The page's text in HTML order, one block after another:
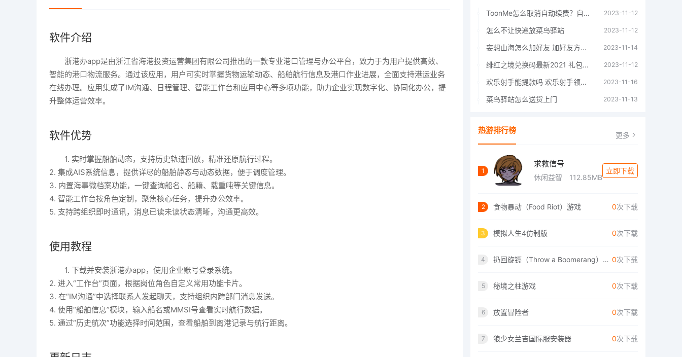
软件介绍
浙港办app是由浙江省海港投资运营集团有限公司推出的一款专业港口管理与办公平台，致力于为用户提供高效、
智能的港口物流服务。通过该应用，用户可实时掌握货物运输动态、船舶航行信息及港口作业进展，全面支持港运业务
在线办理。应用集成了IM沟通、日程管理、智能工作台和应用中心等多项功能，助力企业实现数字化、协同化办公，提
升整体运营效率。
软件优势
1. 实时掌握船舶动态，支持历史轨迹回放，精准还原航行过程。
2. 集成AIS系统信息，提供详尽的船舶静态与动态数据，便于调度管理。
3. 内置海事微档案功能，一键查询船名、船籍、载重吨等关键信息。
4. 智能工作台按角色定制，聚焦核心任务，提升办公效率。
5. 支持跨组织即时通讯，消息已读未读状态清晰，沟通更高效。
使用教程
1. 下载并安装浙港办app，使用企业账号登录系统。
2. 进入“工作台”页面，根据岗位角色自定义常用功能卡片。
3. 在“IM沟通”中选择联系人发起聊天，支持组织内跨部门消息发送。
4. 使用“船舶信息”模块，输入船名或MMSI号查看实时航行数据。
5. 通过“历史航次”功能选择时间范围，查看船舶到离港记录与航行距离。
ToonMe怎么取消自动续费？自动续费关闭方法 2023-11-12
怎么不让快递放菜鸟驿站 2023-11-12
妄想山海怎么加好友 加好友方法大全 2023-11-14
绯红之境兑换码最新2021 礼包兑换码大全 2023-11-12
欢乐射手能提款吗 欢乐射手领红包是真的吗 2023-11-16
菜鸟驿站怎么送货上门 2023-11-13
热游排行榜 更多
1
求救信号
休闲益智 112.85MB
立即下载
2 食物暴动（Food Riot）游戏 0次下载
3 模拟人生4仿制版 0次下载
4 扔回旋镖（Throw a Boomerang）手游 0次下载
5 秘境之柱游戏 0次下载
6 放置冒险者 0次下载
7 狼少女兰吉国际服安装器 0次下载